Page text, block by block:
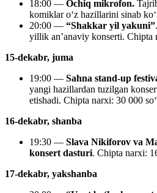
18:00 — Ochiq mikrofon.
komiklar oʻz hazillarini sinab
20:00 — “Shakkar yil yakuni”
yillik an’anaviy konserti. Chipta
15-dekabr, juma
19:00 — Sahna stand-up
yangi hazillardan tuzilgan
etishadi. Chipta narxi: 30 000
16-dekabr, shanba
19:30 — Slava Nikiforov va
konsert dasturi. Chipta narxi:
17-dekabr, yakshanba